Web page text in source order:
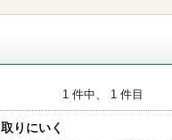
1 件中、 1 件目
りにいく